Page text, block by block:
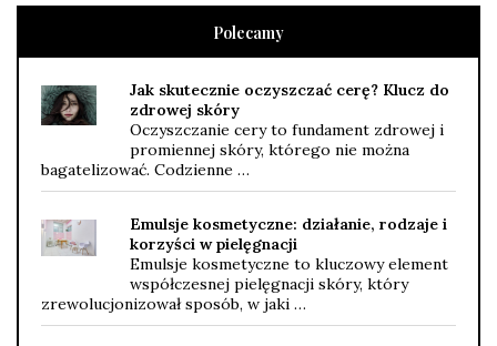
Polecamy
Jak skutecznie oczyszczać cerę? Klucz do
zdrowej skóry
Oczyszczanie cery to fundament zdrowej i
promiennej skóry, którego nie można
bagatelizować. Codzienne …
Emulsje kosmetyczne: działanie, rodzaje i
korzyści w pielęgnacji
Emulsje kosmetyczne to kluczowy element
współczesnej pielęgnacji skóry, który
zrewolucjonizował sposób, w jaki …